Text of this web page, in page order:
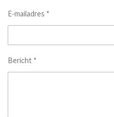
E-mailadres *
Bericht *